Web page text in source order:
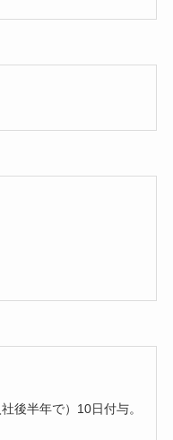
後半年で）10日付与。